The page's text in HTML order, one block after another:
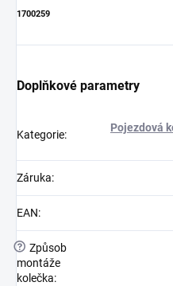
1700259
Doplňkové parametry
Kategorie:
Pojezdová
Záruka:
EAN:
? Způsob
montáže
kolečka: